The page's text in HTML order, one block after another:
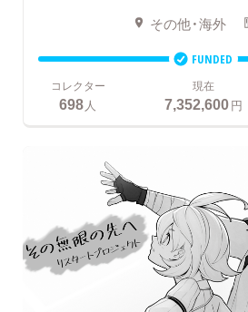
その他・海外
FUNDED
コレクター
698人
現在
7,352,600円